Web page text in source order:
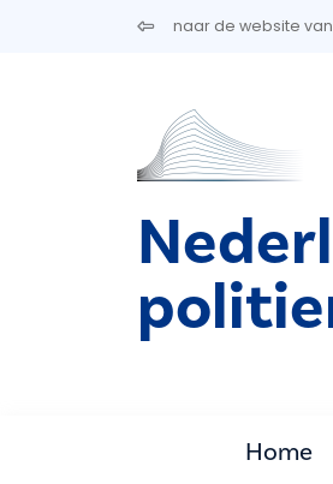
Overslaan en naar de inhoud gaan
naar de website
Home